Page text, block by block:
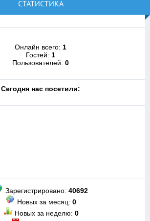
СТАТИСТИКА
Онлайн всего: 1
Гостей: 1
Пользователей: 0
Cегодня нас посетили:
Зарегистрировано: 40692
Новых за месяц: 0
Новых за неделю: 0